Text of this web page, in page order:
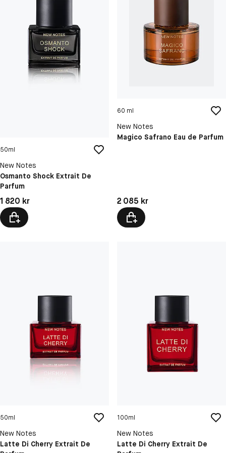
50ml
New Notes
Osmanto Shock Extrait De
Parfum
Pris: 1 820 kr
1 820 kr
60 ml
New Notes
Magico Safrano Eau de Parfum
Pris: 2 085 kr
2 085 kr
50ml
New Notes
Latte Di Cherry Extrait De
100ml
New Notes
Latte Di Cherry Extrait De